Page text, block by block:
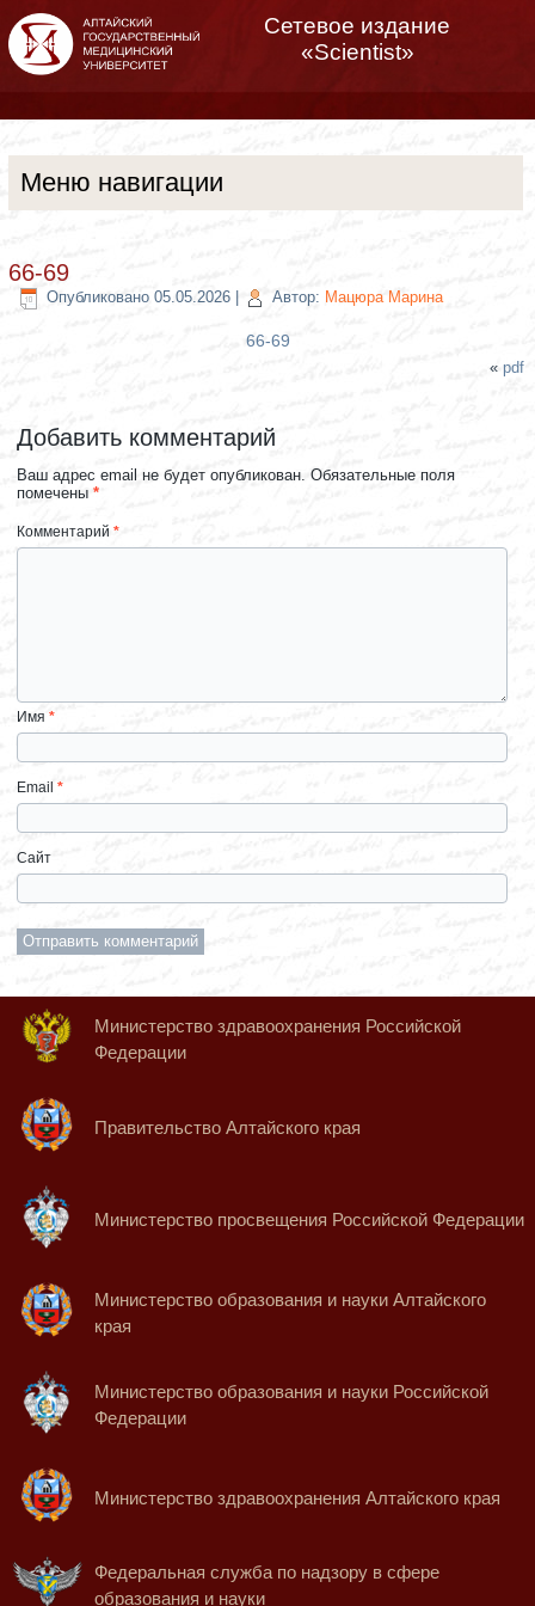
Сетевое издание
«Scientist»
Меню навигации
66-69
Опубликовано 05.05.2026 Автор: Мацюра Марина
66-69
«pdf
Добавить комментарий
Ваш адрес email не будет опубликован. Обязательные поля
помечены*
Комментарий*
Имя*
Email*
Сайт
Министерство здравоохранения Российской
Федерации
Правительство Алтайского края
Министерство просвещения Российской Федерации
Министерство образования и науки Алтайского
края
Министерство образования и науки Российской
Федерации
Министерство здравоохранения Алтайского края
Федеральная служба по надзору в сфере
образования и науки